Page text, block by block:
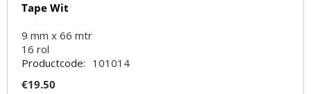
Tape Wit
9 mm x 66 mtr
16 rol
Productcode: 101014
€19.50